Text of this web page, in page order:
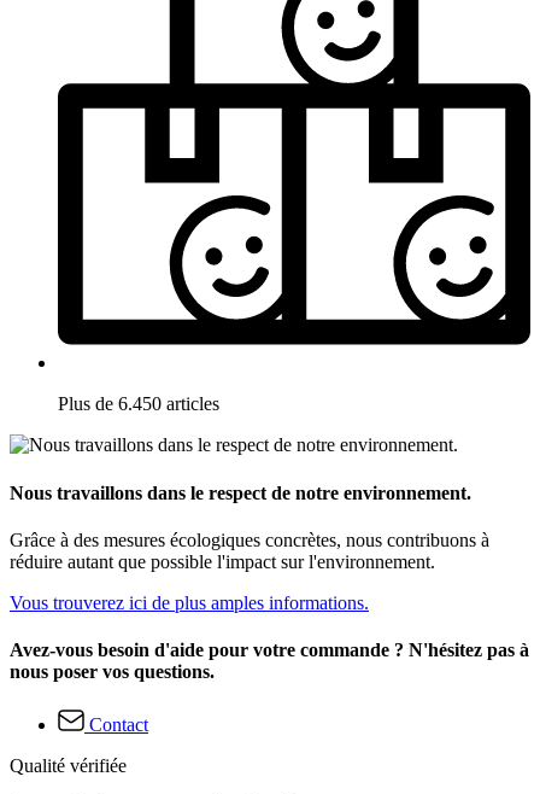
Plus de 6.450 articles
Nous travaillons dans le respect de notre environnement.
Grâce à des mesures écologiques concrètes, nous contribuons à
réduire autant que possible l'impact sur l'environnement.
Vous trouverez ici de plus amples informations.
Avez-vous besoin d'aide pour votre commande ? N'hésitez pas à
nous poser vos questions.
Contact
Qualité vérifiée